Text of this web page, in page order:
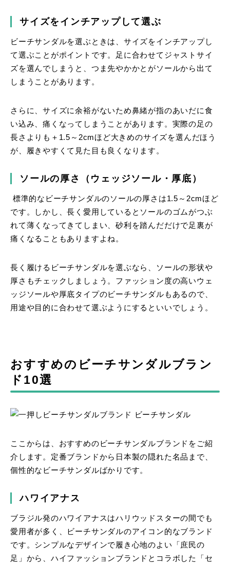
サイズをインチアップして選ぶ
ビーチサンダルを選ぶときは、サイズをインチアップし
て選ぶことがポイントです。足に合わせてジャストサイ
ズを選んでしまうと、つま先やかかとがソールから出て
しまうことがあります。
さらに、サイズに余裕がないため鼻緒が指のあいだに食
い込み、痛くなってしまうことがあります。実際の足の
長さよりも＋1.5～2cmほど大きめのサイズを選んだほう
が、履きやすくて見た目も良くなります。
ソールの厚さ（ウェッジソール・厚底）
標準的なビーチサンダルのソールの厚さは1.5～2cmほど
です。しかし、長く愛用しているとソールのゴムがつぶ
れて薄くなってきてしまい、砂利を踏んだだけで足裏が
痛くなることもありますよね。
長く履けるビーチサンダルを選ぶなら、ソールの形状や
厚さもチェックしましょう。ファッション度の高いウェ
ッジソールや厚底タイプのビーチサンダルもあるので、
用途や目的に合わせて選ぶようにするといいでしょう。
おすすめのビーチサンダルブラン
ド10選
ここからは、おすすめのビーチサンダルブランドをご紹
介します。定番ブランドから日本製の隠れた名品まで、
個性的なビーチサンダルばかりです。
ハワイアナス
ブラジル発のハワイアナスはハリウッドスターの間でも
愛用者が多く、ビーチサンダルのアイコン的なブランド
です。シンプルなデザインで履き心地のよい「庶民の
足」から、ハイファッションブランドとコラボした「セ